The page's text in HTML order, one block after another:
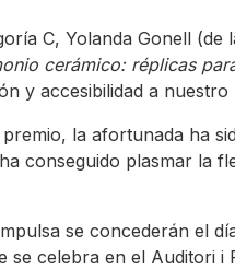
C, Yolanda Gonell
cerámico: réplicas
y accesibilidad a
la afortunada ha
conseguido plasmar la
se concederán el
se celebra en el Auditori